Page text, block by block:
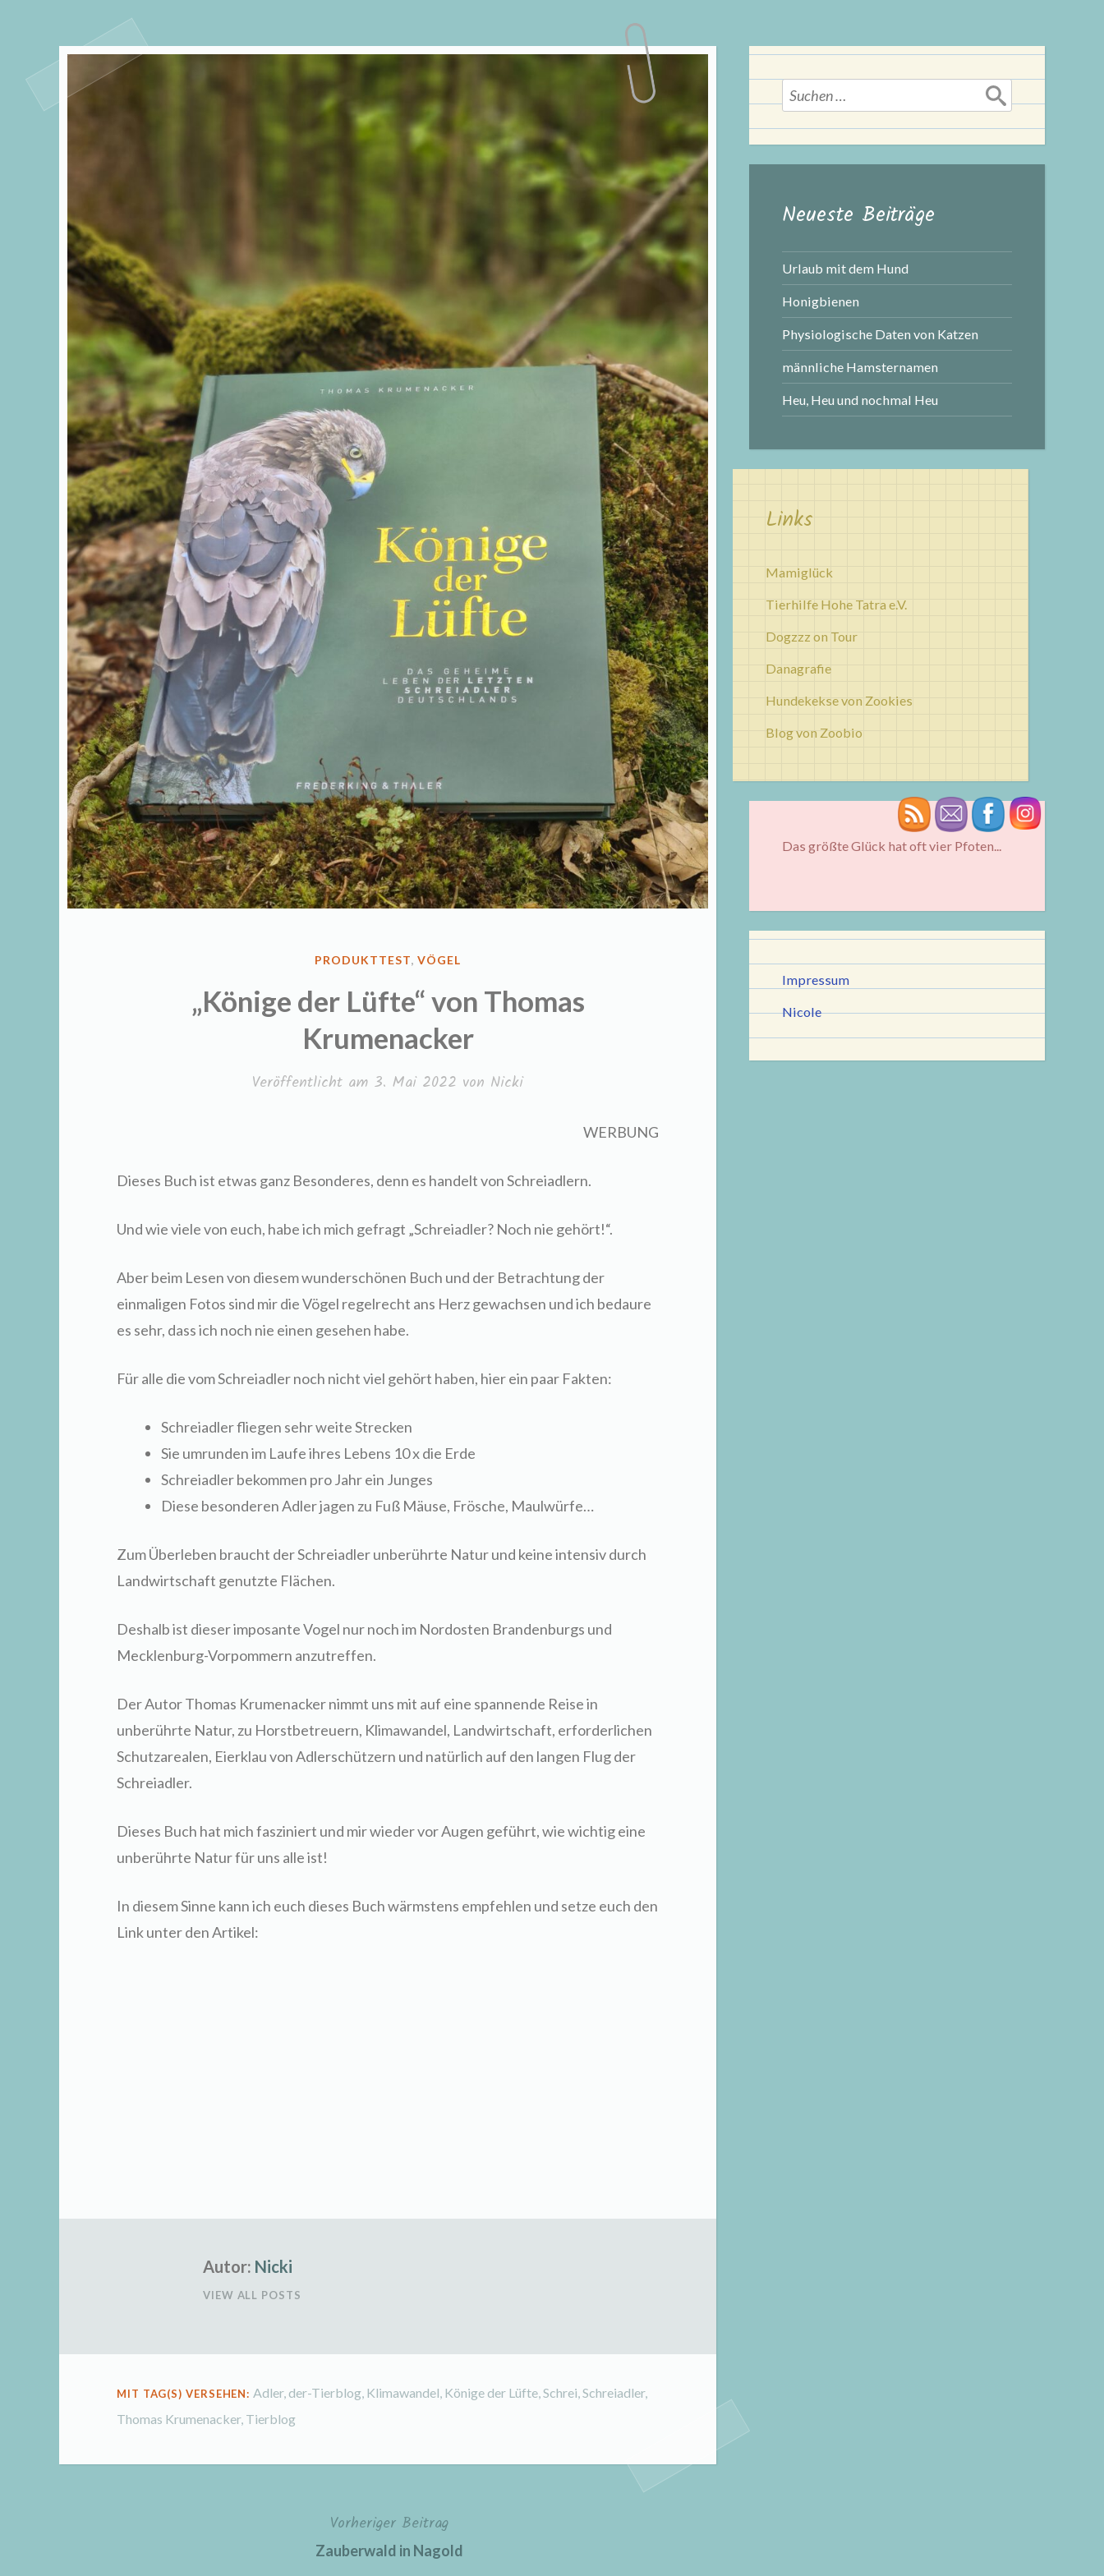
VERÖFFENTLICHT
PRODUKTTEST, VÖGEL
„Könige der Lüfte“ von Thomas
Krumenacker
Veröffentlicht am 3. Mai 2022 von Nicki
WERBUNG
Dieses Buch ist etwas ganz Besonderes, denn es handelt von Schreiadlern.
Und wie viele von euch, habe ich mich gefragt „Schreiadler? Noch nie gehört!“.
Aber beim Lesen von diesem wunderschönen Buch und der Betrachtung der
einmaligen Fotos sind mir die Vögel regelrecht ans Herz gewachsen und ich bedaure
es sehr, dass ich noch nie einen gesehen habe.
Für alle die vom Schreiadler noch nicht viel gehört haben, hier ein paar Fakten:
Schreiadler fliegen sehr weite Strecken
Sie umrunden im Laufe ihres Lebens 10 x die Erde
Schreiadler bekommen pro Jahr ein Junges
Diese besonderen Adler jagen zu Fuß Mäuse, Frösche, Maulwürfe…
Zum Überleben braucht der Schreiadler unberührte Natur und keine intensiv durch
Landwirtschaft genutzte Flächen.
Deshalb ist dieser imposante Vogel nur noch im Nordosten Brandenburgs und
Mecklenburg-Vorpommern anzutreffen.
Der Autor Thomas Krumenacker nimmt uns mit auf eine spannende Reise in
unberührte Natur, zu Horstbetreuern, Klimawandel, Landwirtschaft, erforderlichen
Schutzarealen, Eierklau von Adlerschützern und natürlich auf den langen Flug der
Schreiadler.
Dieses Buch hat mich fasziniert und mir wieder vor Augen geführt, wie wichtig eine
unberührte Natur für uns alle ist!
In diesem Sinne kann ich euch dieses Buch wärmstens empfehlen und setze euch den
Link unter den Artikel:
Autor: Nicki
VIEW ALL POSTS
MIT TAG(S) VERSEHEN:Adler, der-Tierblog, Klimawandel, Könige der Lüfte,Schrei,Schreiadler,
Thomas Krumenacker, Tierblog
Vorheriger Beitrag
Zauberwald in Nagold
Suchen
nach:
Neueste Beiträge
Urlaub mit dem Hund
Honigbienen
Physiologische Daten von Katzen
männliche Hamsternamen
Heu, Heu und nochmal Heu
Links
Mamiglück
Tierhilfe Hohe Tatra e.V.
Dogzzz on Tour
Danagrafie
Hundekekse von Zookies
Blog von Zoobio
Das größte Glück hat oft vier Pfoten...
Impressum
Nicole